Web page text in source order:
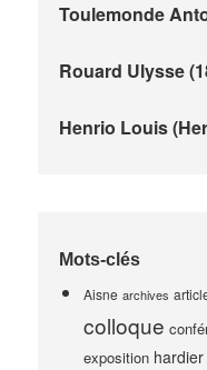
Toulemonde
Rouard Ulysse
Henrio Louis
Mots-clés
Aisne archives
colloque
exposition hardier